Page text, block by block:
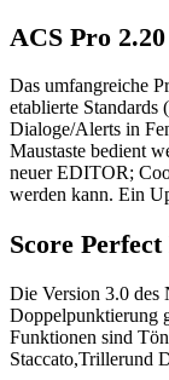
ACS Pro 2.20
Das umfangreiche
etablierte
Dialoge/Alerts in
Maustaste bedient
neuer EDITOR;
werden kann. Ein
Score
Die Version 3.0 des
Doppelpunktierung
Funktionen sind
Staccato,Trillerund